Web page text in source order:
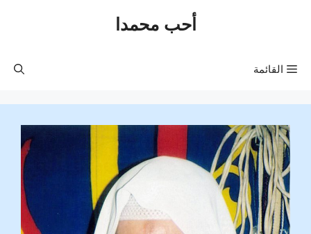
أحب محمدا
القائمة